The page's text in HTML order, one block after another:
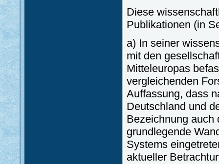
Diese
Publikationen (in
a) In seiner
mit den
Mitteleuropas
vergleichenden
Auffassung, dass
Deutschland und
Bezeichnung auch
grundlegende
Systems
aktueller